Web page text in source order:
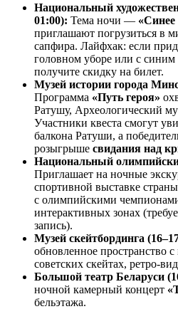
Национальный
01:00): Тема ночи — «Синее
приглашают погрузиться в
сапфира. Лайфхак: если
головном уборе или с синим
получите скидку на билет.
Музей истории города
Программа «Путь героя»
Ратушу, Археологический
Участники квеста смогут
балкона Ратуши, а
розыгрыше свидания над
Национальный
Приглашает на ночные
спортивной выставке
с олимпийскими
интерактивных зонах
запись).
Музей скейтбординга
обновленное пространство с
советских скейтах, ретро-
Большой театр Беларуси
ночной камерный концерт
бельэтажа.